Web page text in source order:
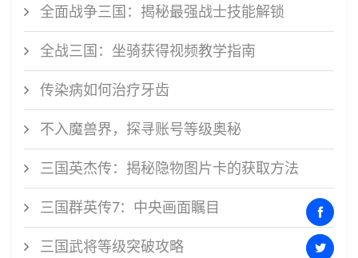
全面战争三国：揭秘最强战士技能解锁
全战三国：坐骑获得视频教学指南
传染病如何治疗牙齿
不入魔兽界，探寻账号等级奥秘
三国英杰传：揭秘隐物图片卡的获取方法
三国群英传7：中央画面瞩目
三国武将等级突破攻略